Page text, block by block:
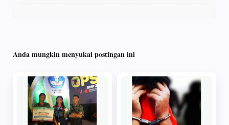
Anda mungkin menyukai postingan ini